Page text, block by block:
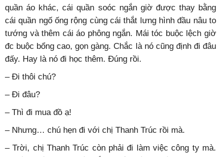
quần áo khác, cái quần soóc ngắn giờ được thay bằng
cái quần ngố ống rộng cùng cái thắt lưng hình đầu nâu to
tướng và thêm cái áo phông ngắn. Mái tóc buộc lệch giờ
đc buộc bổng cao, gọn gàng. Chắc là nó cũng định đi đâu
đấy. Hay là nó đi học thêm. Đúng rồi.
– Đi thôi chú?
– Đi đâu?
– Thì đi mua đồ ạ!
– Nhưng… chú hẹn đi với chị Thanh Trúc rồi mà.
– Trời, chị Thanh Trúc còn phải đi làm việc công ty mà.